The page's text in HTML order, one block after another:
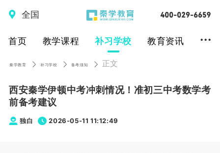
全国
首页 教学课程 补习学校 教育资讯 ...
秦学教育 补习学校 备考须知 正文
西安秦学伊顿中考冲刺情况！准初三中考数学考
前备考建议
独白 2026-05-11 11:12:49